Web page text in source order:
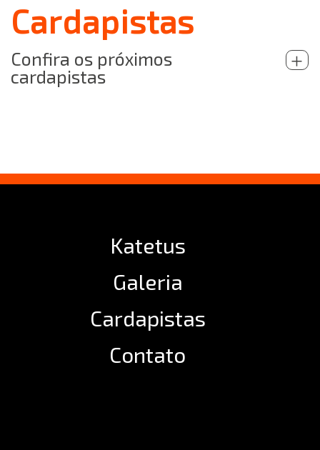
Cardapistas
Confira os próximos
cardapistas
+
Katetus
Galeria
Cardapistas
Contato